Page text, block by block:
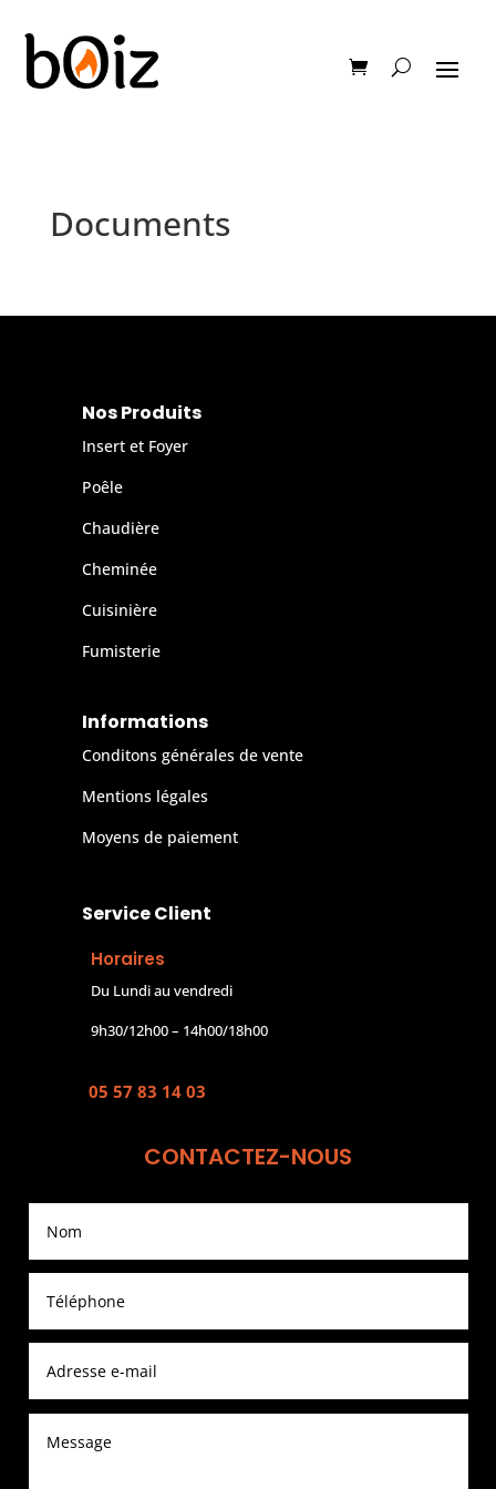
Documents
Nos Produits
Insert et Foyer
Poêle
Chaudière
Cheminée
Cuisinière
Fumisterie
Informations
Conditons générales de vente
Mentions légales
Moyens de paiement
Service Client
Horaires
Du Lundi au vendredi
9h30/12h00 – 14h00/18h00
05 57 83 14 03
CONTACTEZ-NOUS